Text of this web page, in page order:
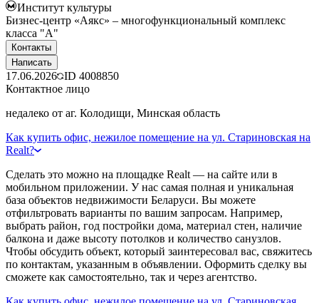
Институт культуры
Бизнес-центр «Аякс» – многофункциональный комплекс
класса "А"
Контакты
Написать
17.06.2026 ID 4008850
Контактное лицо
недалеко от аг. Колодищи, Минская область
Как купить офис, нежилое помещение на ул. Стариновская на
Realt?
Сделать это можно на площадке Realt — на сайте или в
мобильном приложении. У нас самая полная и уникальная
база объектов недвижимости Беларуси. Вы можете
отфильтровать варианты по вашим запросам. Например,
выбрать район, год постройки дома, материал стен, наличие
балкона и даже высоту потолков и количество санузлов.
Чтобы обсудить объект, который заинтересовал вас, свяжитесь
по контактам, указанным в объявлении. Оформить сделку вы
сможете как самостоятельно, так и через агентство.